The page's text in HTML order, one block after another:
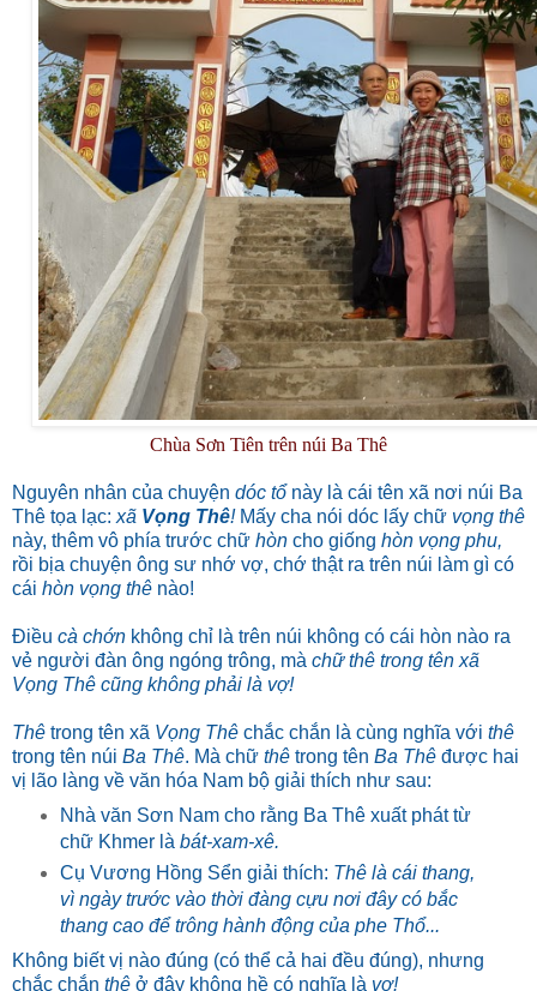
Chùa Sơn Tiên trên núi Ba Thê
Nguyên nhân của chuyện dóc tổ này là cái tên xã nơi núi Ba
Thê tọa lạc: xã Vọng Thê! Mấy cha nói dóc lấy chữ vọng thê
này, thêm vô phía trước chữ hòn cho giống hòn vọng phu,
rồi bịa chuyện ông sư nhớ vợ, chớ thật ra trên núi làm gì có
cái hòn vọng thê nào!
Điều cà chớn không chỉ là trên núi không có cái hòn nào ra
vẻ người đàn ông ngóng trông, mà chữ thê trong tên xã
Vọng Thê cũng không phải là vợ!
Thê trong tên xã Vọng Thê chắc chắn là cùng nghĩa với thê
trong tên núi Ba Thê. Mà chữ thê trong tên Ba Thê được hai
vị lão làng về văn hóa Nam bộ giải thích như sau:
Nhà văn Sơn Nam cho rằng Ba Thê xuất phát từ
chữ Khmer là bát-xam-xê.
Cụ Vương Hồng Sển giải thích: Thê là cái thang,
vì ngày trước vào thời đàng cựu nơi đây có bắc
thang cao để trông hành động của phe Thổ...
Không biết vị nào đúng (có thể cả hai đều đúng), nhưng
chắc chắn thê ở đây không hề có nghĩa là vợ!